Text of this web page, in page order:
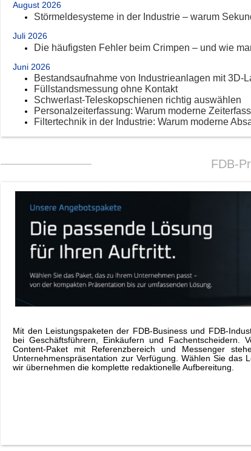
August 2026
Störmeldesysteme in der Industrie – warum
Juli 2026
Die häufigsten Fehler beim Crimpen – und wie
Juni 2026
Bestandsaufnahme von Industrieanlagen mit 3D-
Füllstandsmessung ohne Kontakt
Schwerlast-Teleskopschienen richtig auswählen
Personalzeiterfassung: Warum moderne
Filtertechnik in der Industrie: Warum moderne
FDB-
Mit den Leistungspaketen der FDB-Business und FDB-
bei Geschäftsführern, Einkäufern und Fachentscheidern.
Content-Paket mit Referenzbereich und Messenger
Unternehmenspräsentation zur Verfügung. Wählen Sie
wir übernehmen die komplette redaktionelle Aufbereitung.